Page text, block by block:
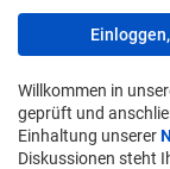
Willkommen in
geprüft und
Einhaltung unserer
Diskussionen steht